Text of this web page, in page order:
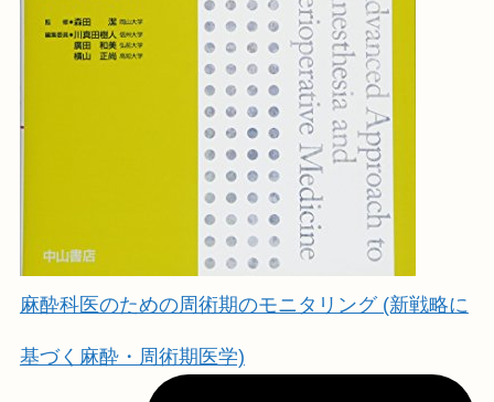
麻酔科医のための周術期のモニタリング (新戦略に
基づく麻酔・周術期医学)